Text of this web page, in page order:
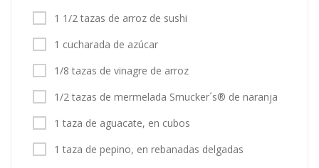
1 1/2 tazas de arroz de sushi
1 cucharada de azúcar
1/8 tazas de vinagre de arroz
1/2 tazas de mermelada Smucker´s® de naranja
1 taza de aguacate, en cubos
1 taza de pepino, en rebanadas delgadas